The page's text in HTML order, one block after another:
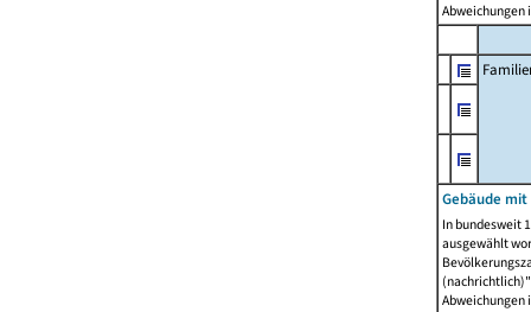
Abweichungen
Gebäude
In bundesweit
ausgewählt
Abweichungen